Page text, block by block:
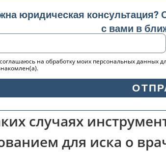
юридическая
с вами в
на обработку моих персональных данных
случаях
для иска о